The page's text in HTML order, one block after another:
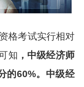
格考试实行相对
知 ，中级经济师
的60%。中级经